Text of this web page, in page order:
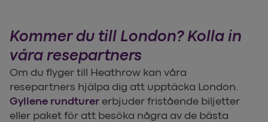
Kommer du till London? Kolla in
våra resepartners
Om du flyger till Heathrow kan våra
resepartners hjälpa dig att upptäcka London.
Gyllene rundturer erbjuder fristående biljetter
eller paket för att besöka några av de bästa